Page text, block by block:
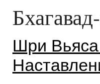
Шри